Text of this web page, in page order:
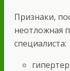
Признаки,
неотложная
специалиста: